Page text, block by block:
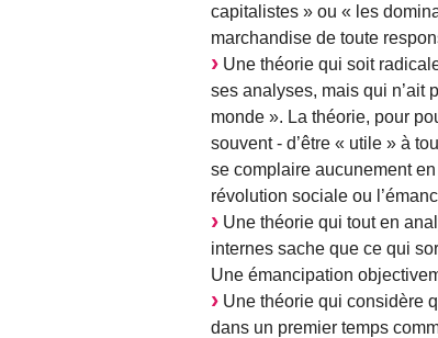
capitalistes » ou « les
marchandise de toute
Une théorie qui soit
ses analyses, mais qui n’ait
monde ». La théorie, pour
souvent - d’être « utile » à
se complaire aucunement
révolution sociale ou
Une théorie qui tout en
internes sache que ce qui
Une émancipation
Une théorie qui considère
dans un premier temps